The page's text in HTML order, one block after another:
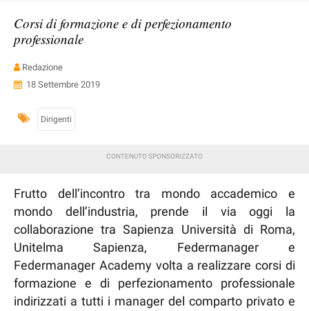
Corsi di formazione e di perfezionamento
professionale
Redazione
18 Settembre 2019
Dirigenti
Frutto dell’incontro tra mondo accademico e
mondo dell’industria, prende il via oggi la
collaborazione tra Sapienza Università di Roma,
Unitelma Sapienza, Federmanager e
Federmanager Academy volta a realizzare corsi di
formazione e di perfezionamento professionale
indirizzati a tutti i manager del comparto privato e